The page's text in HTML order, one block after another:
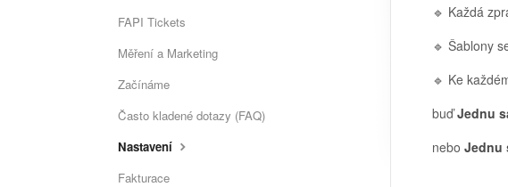
🔹 Každá
🔹 Šablony
🔹 Ke
buďJednu
nebo Jednu
FAPI Tickets
Měření a Marketing
Začínáme
Často kladené dotazy (FAQ)
Nastavení
Fakturace